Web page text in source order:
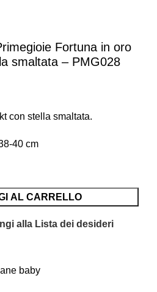
Fortuna in oro
smaltata – PMG028
con stella smaltata.
40 cm
AL CARRELLO
alla Lista dei desideri
baby